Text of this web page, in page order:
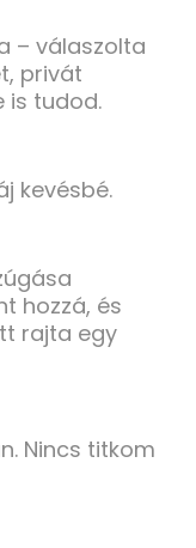
– válaszolta
privát
is tudod.
kevésbé.
hozzá, és
rajta egy
Nincs titkom